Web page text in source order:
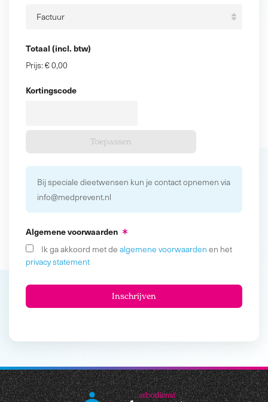
Totaal (incl. btw)
Prijs: € 0,00
Kortingscode
Bij speciale dieetwensen kun je contact opnemen via
info@medprevent.nl
Algemene voorwaarden
Ik ga akkoord met de algemene voorwaarden en het
privacy statement